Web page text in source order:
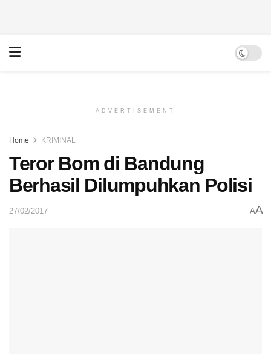
ADVERTISEMENT
Home KRIMINAL
Teror Bom di Bandung
Berhasil Dilumpuhkan Polisi
27/02/2017 AA